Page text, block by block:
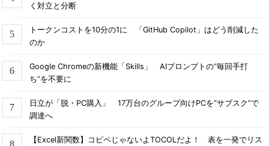
く対立と分断
トークンコストを10分の1に 「GitHub Copilot」はどう削減した
のか
Google Chromeの新機能「Skills」 AIプロンプトの“毎回手打
ち”を不要に
日立が「脱・PC購入」 17万台のグループ向けPCを“サブスク”で
調達へ
【Excel新関数】コピペじゃないよTOCOLだよ！ 表を一発でリス